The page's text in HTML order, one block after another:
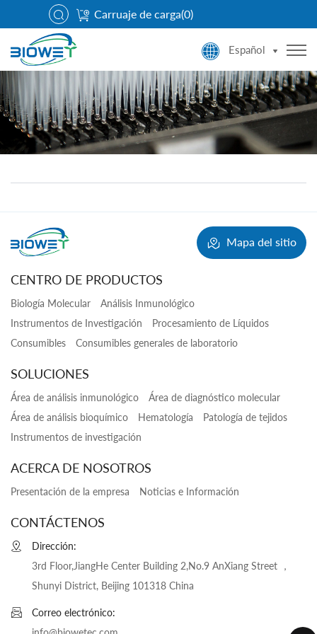
Carruaje de carga(0)
Español
Mapa del sitio
CENTRO DE PRODUCTOS
Biología Molecular
Análisis Inmunológico
Instrumentos de Investigación
Procesamiento de Líquidos
Consumibles
Consumibles generales de laboratorio
SOLUCIONES
Área de análisis inmunológico
Área de diagnóstico molecular
Área de análisis bioquímico
Hematología
Patología de tejidos
Instrumentos de investigación
ACERCA DE NOSOTROS
Presentación de la empresa Noticias e Información
CONTÁCTENOS
Dirección:
3rd Floor,JiangHe Center Building 2,No.9 AnXiang Street ，
Shunyi District, Beijing 101318 China
Correo electrónico: